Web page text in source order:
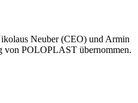
Neuber (CEO) und Armin
von POLOPLAST übernommen.